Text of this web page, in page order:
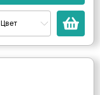
Цвет